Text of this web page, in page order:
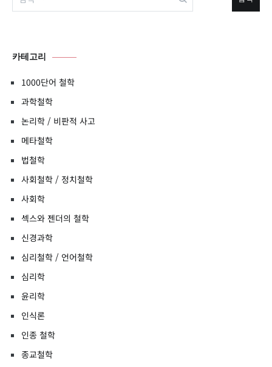
색:
카테고리
1000단어 철학
과학철학
논리학 / 비판적 사고
메타철학
법철학
사회철학 / 정치철학
사회학
섹스와 젠더의 철학
신경과학
심리철학 / 언어철학
심리학
윤리학
인식론
인종 철학
종교철학